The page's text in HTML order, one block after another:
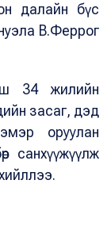
далайн бүс
В.Феррог
34 жилийн
засаг, дэд
оруулан
санхүүжүүлж